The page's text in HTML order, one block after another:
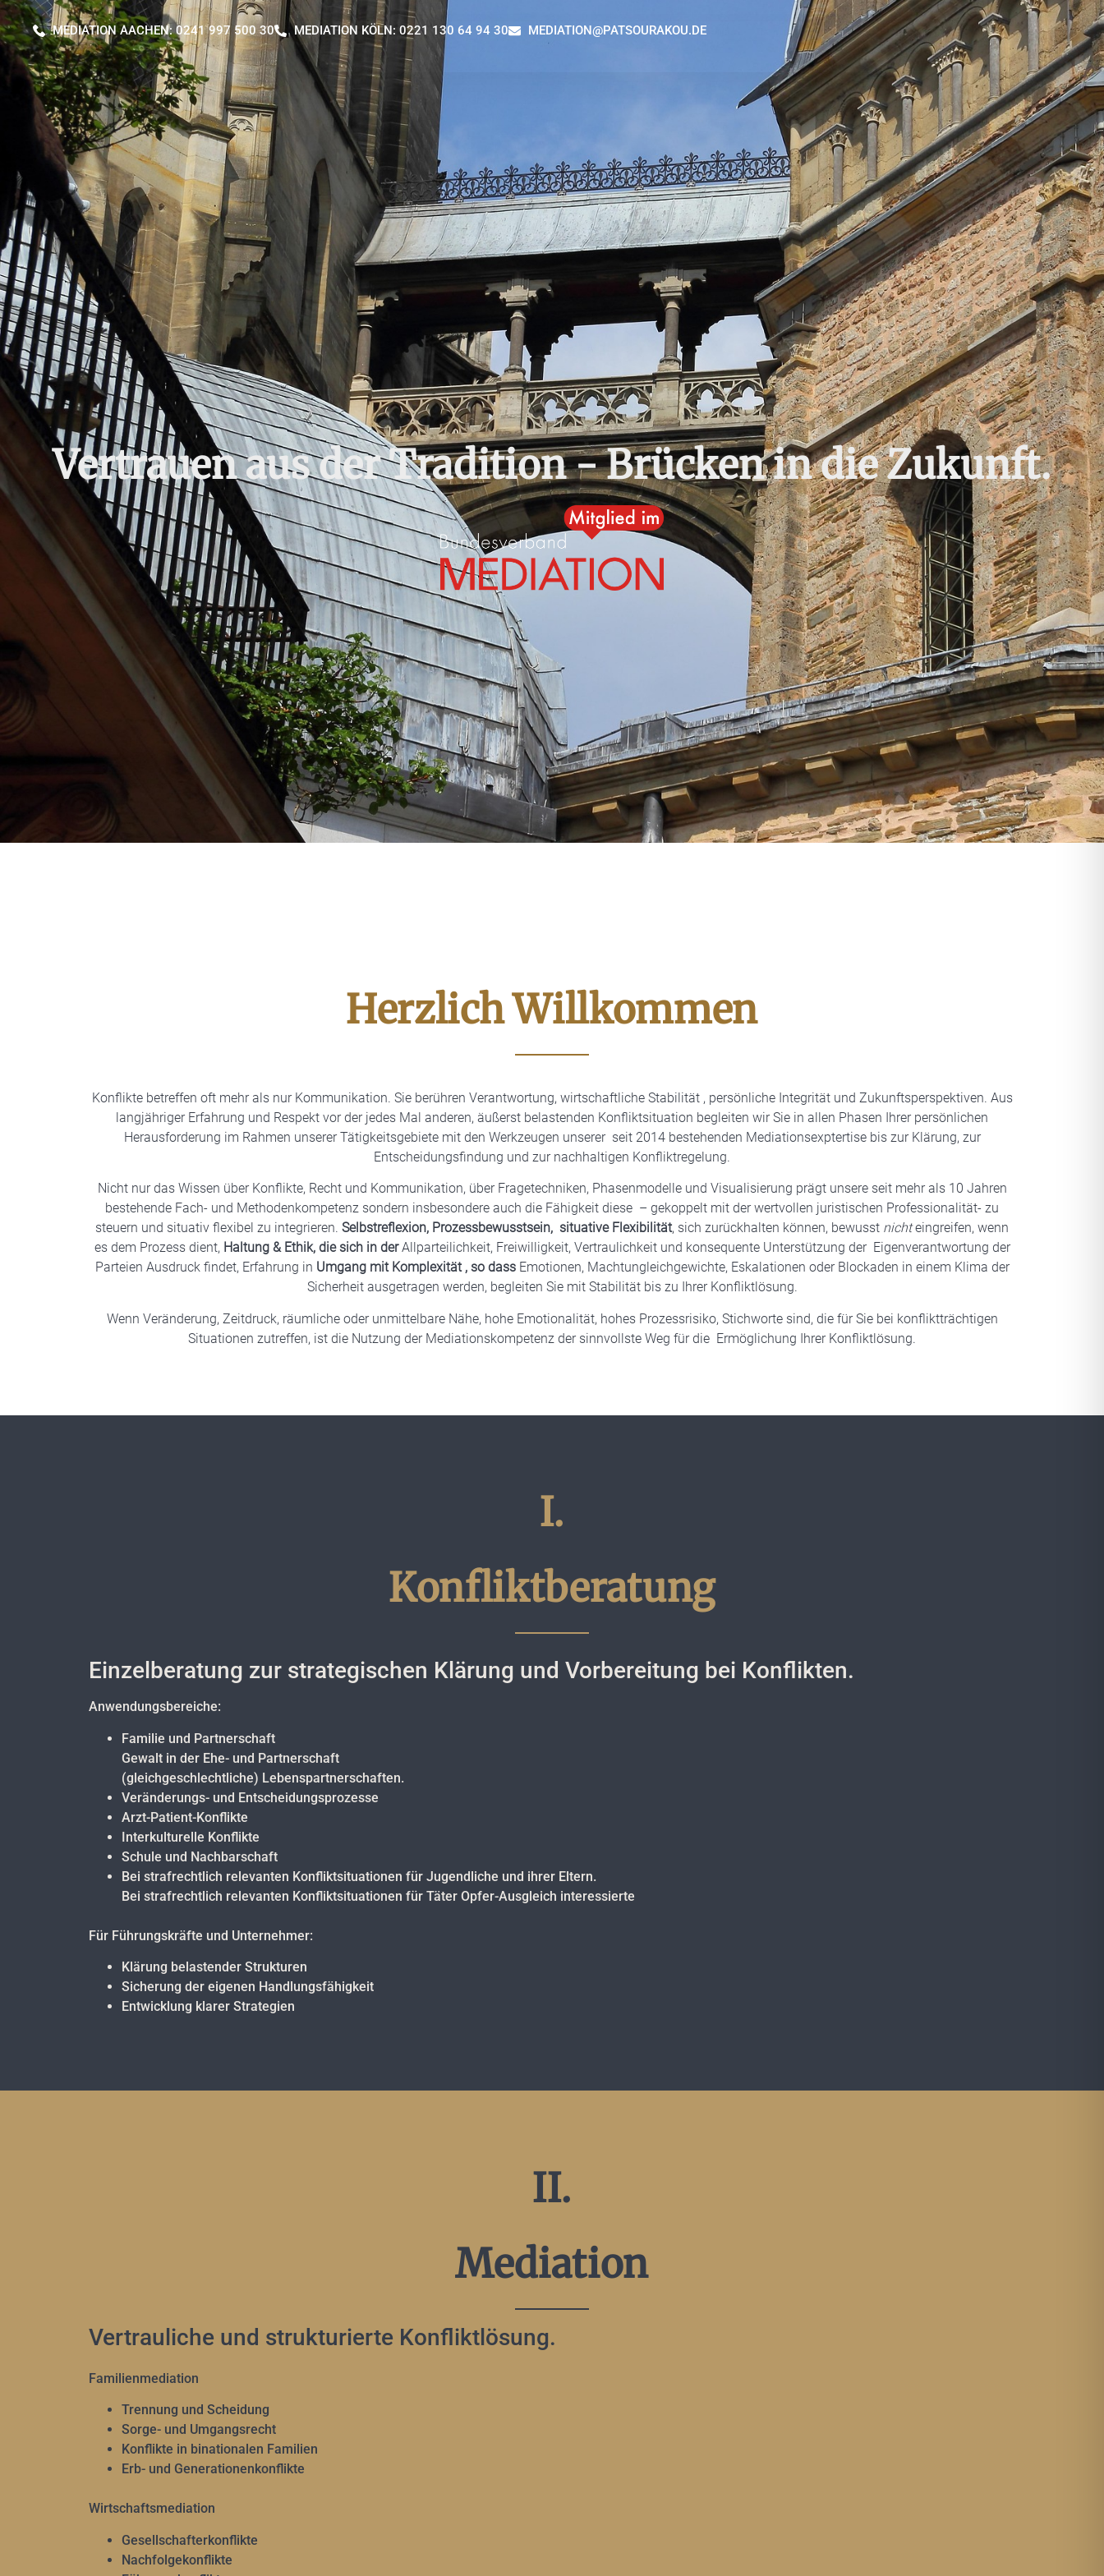
DIE MEDIATIONSKANZLEI WARUM MEDIATION
MEDIATION UND RECHT KONTAKT | ANFAHRT
ZUR RECHTSANWALTSKANZLEI
MEDIATION AACHEN: 0241 997 500 30 MEDIATION KÖLN: 0221 130 64 94 30 MEDIATION@PATSOURAKOU.DE
Vertrauen aus der Tradition - Brücken in die Zukunft.
Herzlich Willkommen
Konflikte betreffen oft mehr als nur Kommunikation. Sie berühren Verantwortung, wirtschaftliche Stabilität , persönliche Integrität und Zukunftsperspektiven. Aus
langjähriger Erfahrung und Respekt vor der jedes Mal anderen, äußerst belastenden Konfliktsituation begleiten wir Sie in allen Phasen Ihrer persönlichen
Herausforderung im Rahmen unserer Tätigkeitsgebiete mit den Werkzeugen unserer seit 2014 bestehenden Mediationsexptertise bis zur Klärung, zur
Entscheidungsfindung und zur nachhaltigen Konfliktregelung.
Nicht nur das Wissen über Konflikte, Recht und Kommunikation, über Fragetechniken, Phasenmodelle und Visualisierung prägt unsere seit mehr als 10 Jahren
bestehende Fach- und Methodenkompetenz sondern insbesondere auch die Fähigkeit diese – gekoppelt mit der wertvollen juristischen Professionalität- zu
steuern und situativ flexibel zu integrieren. Selbstreflexion, Prozessbewusstsein, situative Flexibilität, sich zurückhalten können, bewusst nichteingreifen, wenn
es dem Prozess dient, Haltung & Ethik, die sich in derAllparteilichkeit, Freiwilligkeit, Vertraulichkeit und konsequente Unterstützung der Eigenverantwortung der
Parteien Ausdruck findet, Erfahrung in Umgang mit Komplexität , so dassEmotionen, Machtungleichgewichte, Eskalationen oder Blockaden in einem Klima der
Sicherheit ausgetragen werden, begleiten Sie mit Stabilität bis zu Ihrer Konfliktlösung.
Wenn Veränderung, Zeitdruck, räumliche oder unmittelbare Nähe, hohe Emotionalität, hohes Prozessrisiko, Stichworte sind, die für Sie bei konfliktträchtigen
Situationen zutreffen, ist die Nutzung der Mediationskompetenz der sinnvollste Weg für die Ermöglichung Ihrer Konfliktlösung.
I.
Konfliktberatung
Einzelberatung zur strategischen Klärung und Vorbereitung bei Konflikten.
Anwendungsbereiche:
Familie und Partnerschaft
Gewalt in der Ehe- und Partnerschaft
(gleichgeschlechtliche) Lebenspartnerschaften.
Veränderungs- und Entscheidungsprozesse
Arzt-Patient-Konflikte
Interkulturelle Konflikte
Schule und Nachbarschaft
Bei strafrechtlich relevanten Konfliktsituationen für Jugendliche und ihrer Eltern.
Bei strafrechtlich relevanten Konfliktsituationen für Täter Opfer-Ausgleich interessierte
Für Führungskräfte und Unternehmer:
Klärung belastender Strukturen
Sicherung der eigenen Handlungsfähigkeit
Entwicklung klarer Strategien
II.
Mediation
Vertrauliche und strukturierte Konfliktlösung.​
Familienmediation
Trennung und Scheidung
Sorge- und Umgangsrecht
Konflikte in binationalen Familien
Erb- und Generationenkonflikte
Wirtschaftsmediation
Gesellschafterkonflikte
Nachfolgekonflikte